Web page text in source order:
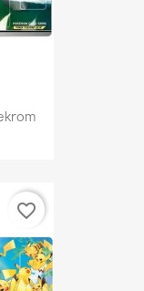
favorite_border